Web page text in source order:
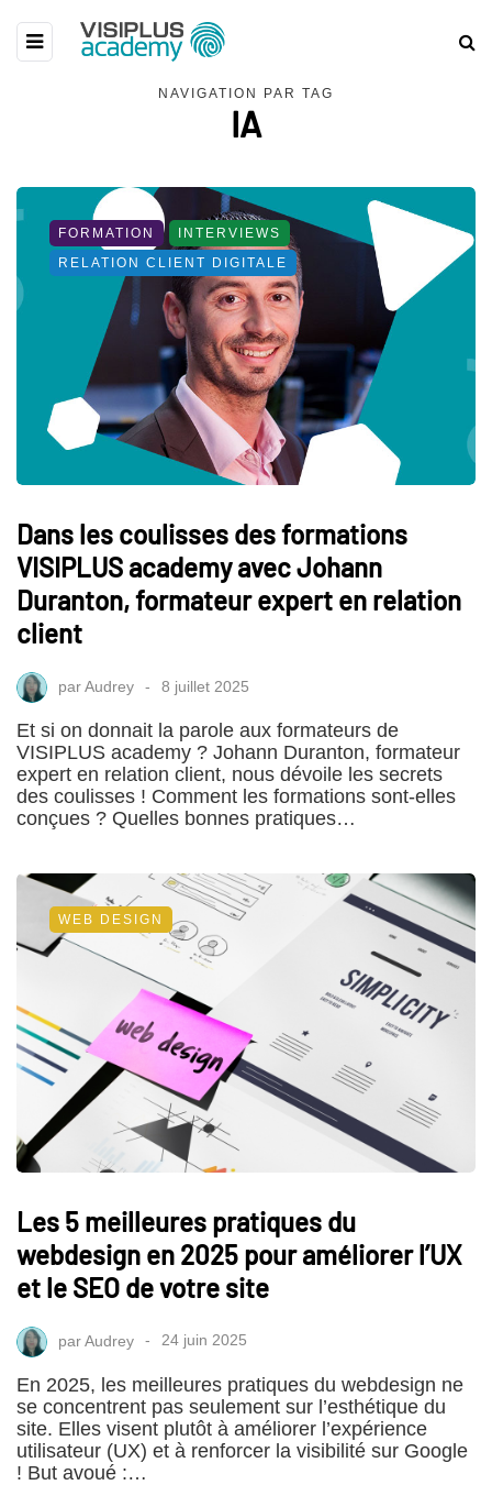
NAVIGATION PAR TAG
IA
FORMATION
INTERVIEWS
RELATION CLIENT DIGITALE
Dans les coulisses des formations
VISIPLUS academy avec Johann
Duranton, formateur expert en relation
client
parAudrey 8 juillet 2025
Et si on donnait la parole aux formateurs de
VISIPLUS academy ? Johann Duranton, formateur
expert en relation client, nous dévoile les secrets
des coulisses ! Comment les formations sont-elles
conçues ? Quelles bonnes pratiques…
WEB DESIGN
Les 5 meilleures pratiques du
webdesign en 2025 pour améliorer l’UX
et le SEO de votre site
parAudrey 24 juin 2025
En 2025, les meilleures pratiques du webdesign ne
se concentrent pas seulement sur l’esthétique du
site. Elles visent plutôt à améliorer l’expérience
utilisateur (UX) et à renforcer la visibilité sur Google
! But avoué :…